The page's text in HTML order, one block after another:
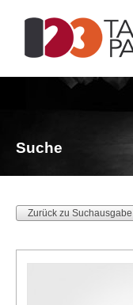
Suche
Zurück zu Suchausgabe